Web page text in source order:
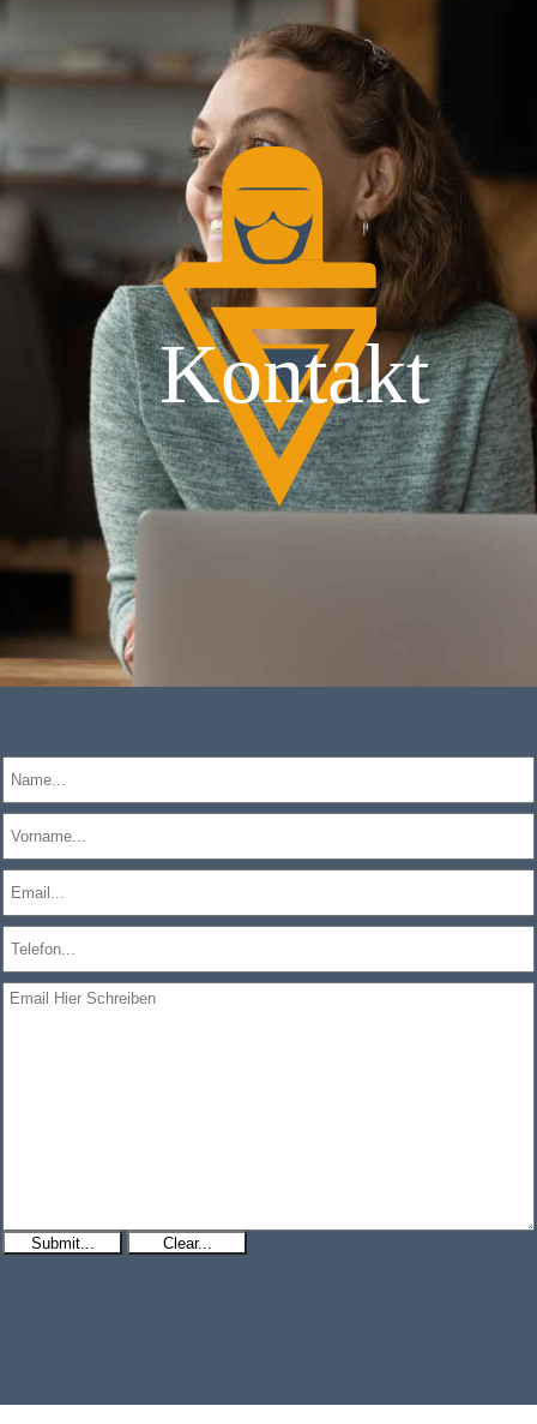
Kontakt
Submit... Clear...